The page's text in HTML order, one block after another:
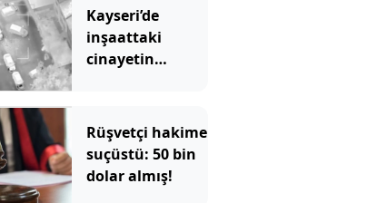
Kayseri’de
inşaattaki
cinayetin
Rüşvetçi hakime
suçüstü: 50 bin
dolar almış!